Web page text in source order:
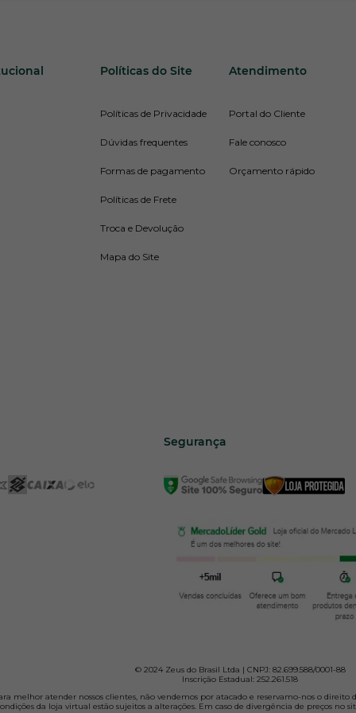
Políticas do Site
Políticas de Privacidade
Dúvidas frequentes
Formas de pagamento
Políticas de Frete
Troca e Devolução
Mapa do Site
Atendimento
Portal do Cliente
Fale conosco
Orçamento rápido
Segurança
© 2024 Zeus do Brasil Ltda | CNPJ: 82.699.588/0001-88
Inscrição Estadual: 252.261.518
melhor atender nossos clientes, não vendemos por atacado e reservamo-nos o
da loja virtual estão sujeitos a alterações. Em caso de divergência de preços no